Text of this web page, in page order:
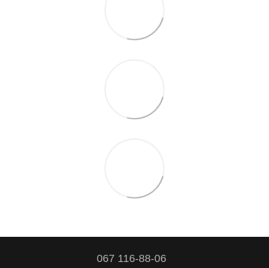
067 116-88-06